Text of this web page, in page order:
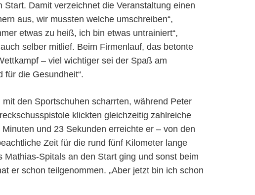
Damit verzeichnet die Veranstaltung einen
aus, wir mussten welche umschreiben“,
etwas zu heiß, ich bin etwas untrainiert“,
selber mitlief. Beim Firmenlauf, das betonte
– viel wichtiger sei der Spaß am
für die Gesundheit“.
den Sportschuhen scharrten, während Peter
klickten gleichzeitig zahlreiche
und 23 Sekunden erreichte er – von den
Zeit für die rund fünf Kilometer lange
Mathias-Spitals an den Start ging und sonst beim
er schon teilgenommen. „Aber jetzt bin ich schon